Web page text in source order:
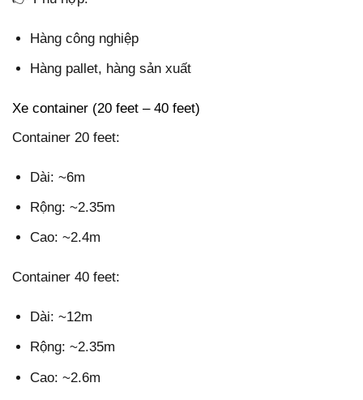
Hàng công nghiệp
Hàng pallet, hàng sản xuất
Xe container (20 feet – 40 feet)
Container 20 feet:
Dài: ~6m
Rộng: ~2.35m
Cao: ~2.4m
Container 40 feet:
Dài: ~12m
Rộng: ~2.35m
Cao: ~2.6m